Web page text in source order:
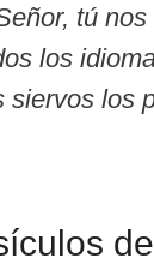
tú
los
siervos los